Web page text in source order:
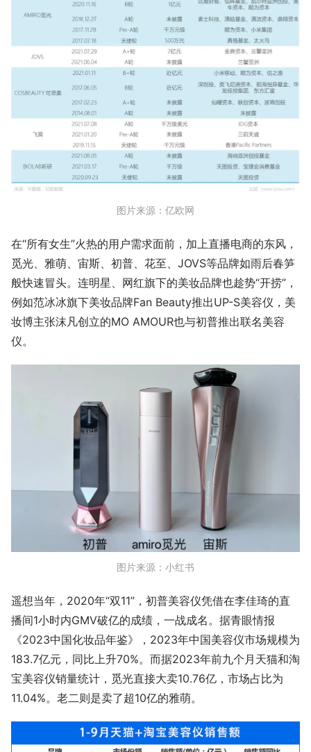
图片来源：亿欧网
在“所有女生”火热的用户需求面前，加上直播电商的东风，
觅光、雅萌、宙斯、初普、花至、JOVS等品牌如雨后春笋
般快速冒头。连明星、网红旗下的美妆品牌也趁势“开捞”，
例如范冰冰旗下美妆品牌Fan Beauty推出UP-S美容仪，美
妆博主张沫凡创立的MO AMOUR也与初普推出联名美容
仪。
图片来源：小红书
遥想当年，2020年“双11”，初普美容仪凭借在李佳琦的直
播间1小时内GMV破亿的成绩，一战成名。据青眼情报
《2023中国化妆品年鉴》，2023年中国美容仪市场规模为
183.7亿元，同比上升70%。而据2023年前九个月天猫和淘
宝美容仪销量统计，觅光直接大卖10.76亿，市场占比为
11.04%。老二则是卖了超10亿的雅萌。